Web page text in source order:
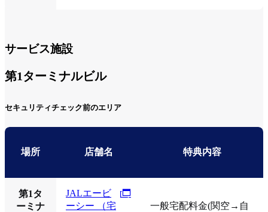
サービス施設
第1ターミナルビル
セキュリティチェック前のエリア
場所 店舗名 特典内容
第1タ
ーミナ
JALエービ
ーシー （宅
一般宅配料金(関空→自